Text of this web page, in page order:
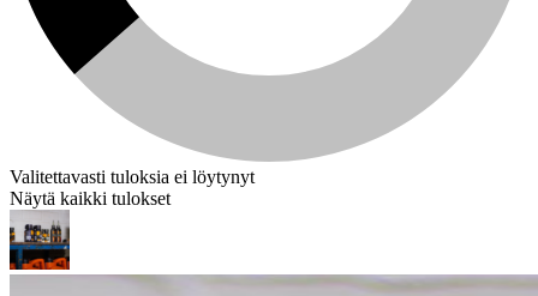
Valitettavasti tuloksia ei löytynyt
Näytä kaikki tulokset